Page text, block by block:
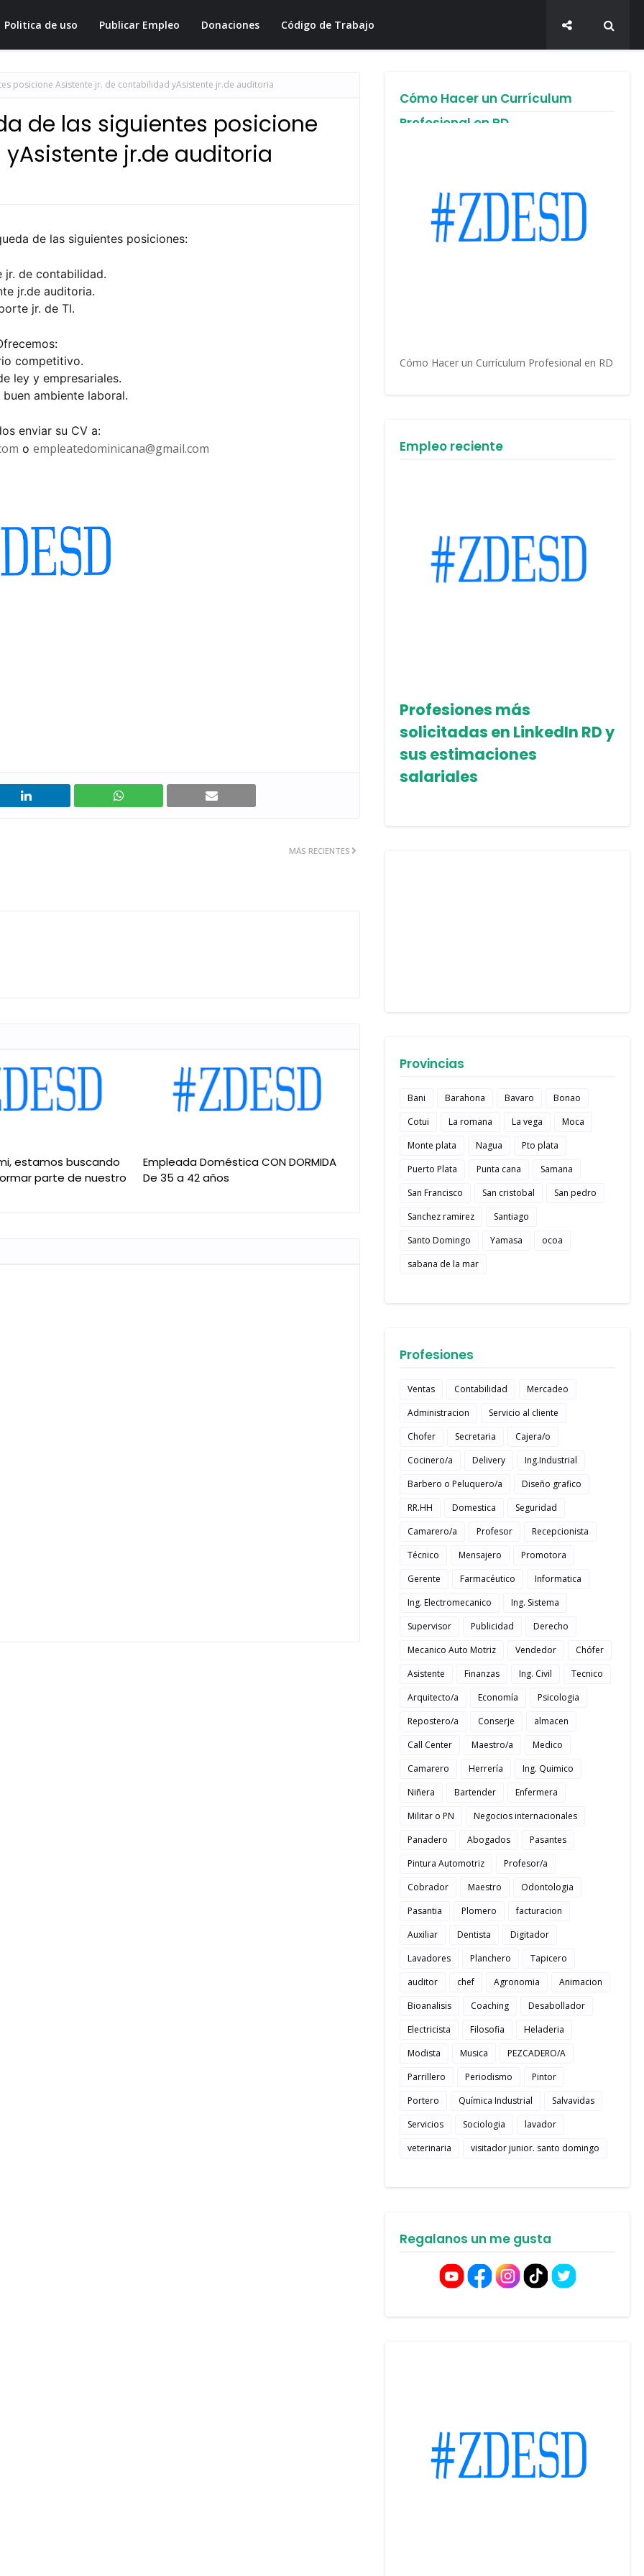
Politica de uso Publicar Empleo Donaciones Código de Trabajo
posicione Asistente jr. de contabilidad yAsistente jr.de auditoria
de las siguientes posicione
jr.de auditoria
de las siguientes posiciones:
jr. de contabilidad.
jr.deauditoria.
jr. de TI.
competitivo.
ley y empresariales.
ambiente laboral.
enviar su CV a:
o empleatedominicana@gmail.com
MÁS RECIENTES
estamos buscando
parte de nuestro
Empleada Doméstica CON DORMIDA
De 35 a 42 años
Cómo Hacer un Currículum
Profesional en RD
Cómo Hacer un Currículum Profesional en RD
Empleo reciente
Profesiones más
solicitadas en LinkedIn RD y
sus estimaciones
salariales
Provincias
Bani Barahona Bavaro
Bonao
Cotui
La romana La vega
Moca
Monte plata
Nagua
Pto plata
Puerto Plata
Punta cana
Samana
San Francisco
San cristobal
San pedro
Sanchez ramirez
Santiago
Santo Domingo
Yamasa
ocoa
sabana de la mar
Profesiones
Ventas Contabilidad
Mercadeo
Administracion
Servicio al cliente
Chofer
Secretaria
Cajera/o
Cocinero/a
Delivery
Ing.Industrial
Barbero o Peluquero/a
Diseño grafico
RR.HH
Domestica
Seguridad
Camarero/a
Profesor
Recepcionista
Técnico
Mensajero
Promotora
Gerente
Farmacéutico
Informatica
Ing. Electromecanico
Ing. Sistema
Supervisor
Publicidad
Derecho
Mecanico Auto Motriz
Vendedor
Chófer
Asistente
Finanzas Ing. Civil
Tecnico
Arquitecto/a
Economía
Psicologia
Repostero/a
Conserje
almacen
Call Center
Maestro/a
Medico
Camarero
Herrería
Ing. Quimico
Niñera
Bartender
Enfermera
Militar o PN
Negocios internacionales
Panadero
Abogados
Pasantes
Pintura Automotriz
Profesor/a
Cobrador
Maestro
Odontologia
Pasantia
Plomero
facturacion
Auxiliar
Dentista
Digitador
Lavadores
Planchero
Tapicero
auditor
chef Agronomia
Animacion
Bioanalisis
Coaching
Desabollador
Electricista
Filosofia
Heladeria
Modista
Musica
PEZCADERO/A
Parrillero
Periodismo
Pintor
Portero
Química Industrial
Salvavidas
Servicios
Sociologia
lavador
veterinaria
visitador junior. santo domingo
Regalanos un me gusta